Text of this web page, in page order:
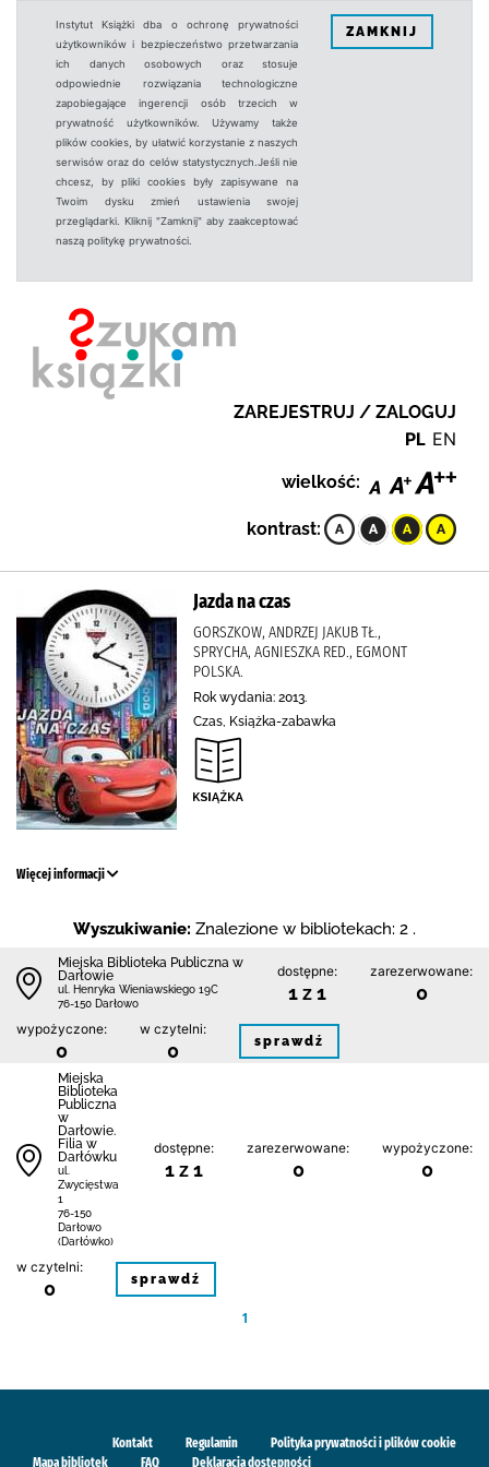
Instytut Książki dba o ochronę prywatności
użytkowników i bezpieczeństwo przetwarzania
ich danych osobowych oraz stosuje
odpowiednie rozwiązania technologiczne
zapobiegające ingerencji osób trzecich w
prywatność użytkowników. Używamy także
plików cookies, by ułatwić korzystanie z naszych
serwisów oraz do celów statystycznych.Jeśli nie
chcesz, by pliki cookies były zapisywane na
Twoim dysku zmień ustawienia swojej
przeglądarki. Kliknij "Zamknij" aby zaakceptować
naszą politykę prywatności.
ZAMKNIJ
ZAREJESTRUJ / ZALOGUJ
PL EN
wielkość:
kontrast:
Jazda na czas
GORSZKOW, ANDRZEJ JAKUB TŁ.,
SPRYCHA, AGNIESZKA RED., EGMONT
POLSKA.
Rok wydania: 2013.
Czas, Książka-zabawka
Więcej informacji
Wyszukiwanie: Znalezione w bibliotekach: 2 .
Miejska Biblioteka Publiczna w
Darłowie
ul. Henryka Wieniawskiego 19C
76-150 Darłowo
dostępne:
1 z 1
zarezerwowane:
0
wypożyczone:
0
w czytelni:
0 sprawdź
Miejska
Biblioteka
Publiczna
w
Darłowie.
Filia w
Darłówku
ul.
Zwycięstwa
1
76-150
Darłowo
(Darłówko)
dostępne:
1 z 1
zarezerwowane:
0
wypożyczone:
0
w czytelni:
0 sprawdź
1
Kontakt Regulamin
Polityka prywatności i plików cookie
Mapa bibliotek
FAQ Deklaracja dostępności